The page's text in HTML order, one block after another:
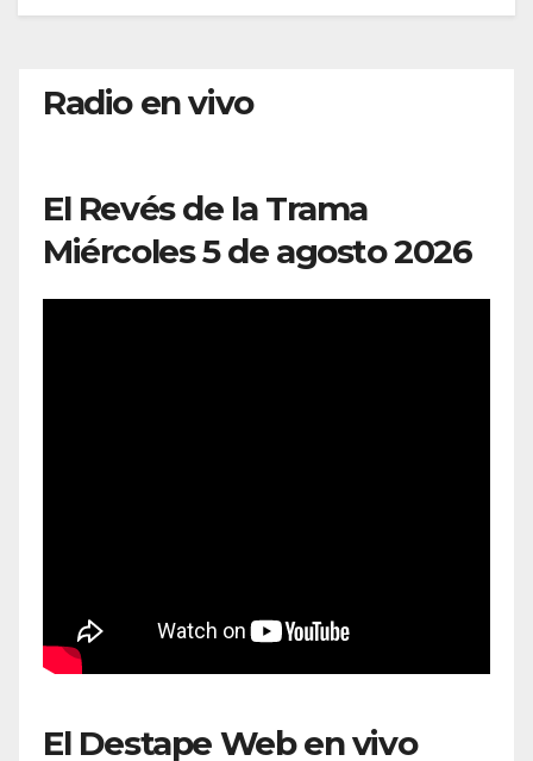
Radio en vivo
El Revés de la Trama
Miércoles 5 de agosto 2026
El Destape Web en vivo